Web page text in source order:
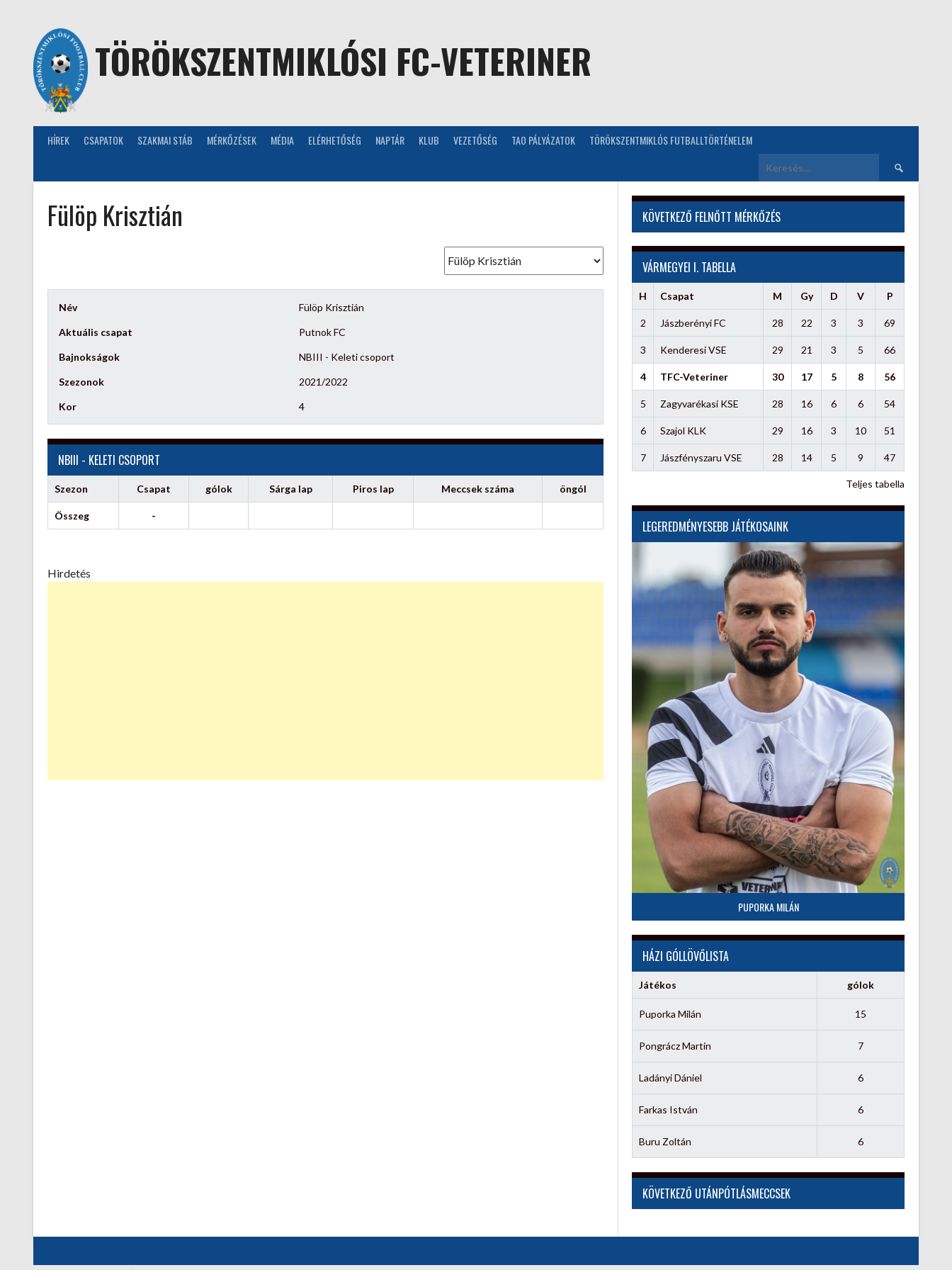
TÖRÖKSZENTMIKLÓSI FC-VETERINER
HÍREK CSAPATOK SZAKMAI STÁB MÉRKŐZÉSEK MÉDIA ELÉRHETŐSÉG NAPTÁR KLUB VEZETŐSÉG TAO PÁLYÁZATOK TÖRÖKSZENTMIKLÓS FUTBALLTÖRTÉNELEM
Keresés:
Fülöp Krisztián
Név Fülöp Krisztián
Aktuális csapat Putnok FC
Bajnokságok NBIII - Keleti csoport
Szezonok 2021/2022
Kor 4
NBIII - KELETI CSOPORT
Szezon Csapat gólok Sárga lap Piros lap Meccsek száma öngól
Összeg -
Hirdetés
KÖVETKEZŐ FELNŐTT MÉRKŐZÉS
VÁRMEGYEI I. TABELLA
H Csapat M Gy D V P
2 Jászberényi FC 28 22 3 3 69
3 Kenderesi VSE 29 21 3 5 66
4 TFC-Veteriner 30 17 5 8 56
5 Zagyvarékasi KSE 28 16 6 6 54
6 Szajol KLK 29 16 3 10 51
7 Jászfényszaru VSE 28 14 5 9 47
Teljes tabella
LEGEREDMÉNYESEBB JÁTÉKOSAINK
PUPORKA MILÁN
HÁZI GÓLLÖVŐLISTA
Játékos gólok
Puporka Milán 15
Pongrácz Martin 7
Ladányi Dániel 6
Farkas István 6
Buru Zoltán 6
KÖVETKEZŐ UTÁNPÓTLÁSMECCSEK